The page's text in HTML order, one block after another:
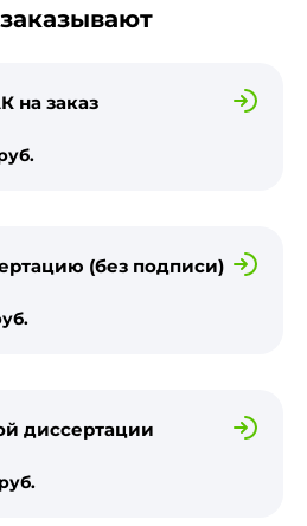
на заказ
(без подписи)
диссертации